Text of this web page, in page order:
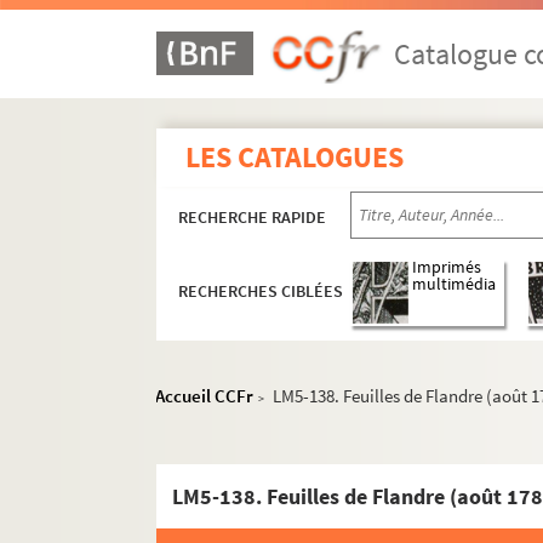
Catalogue
LES CATALOGUES
RECHERCHE RAPIDE
RECHERCHES CIBLÉES
Imprimés
multimédia
Accueil CCFr > LM5-138. Feuilles de Flandre (août
LM5-138. Feuilles de Flandre (août